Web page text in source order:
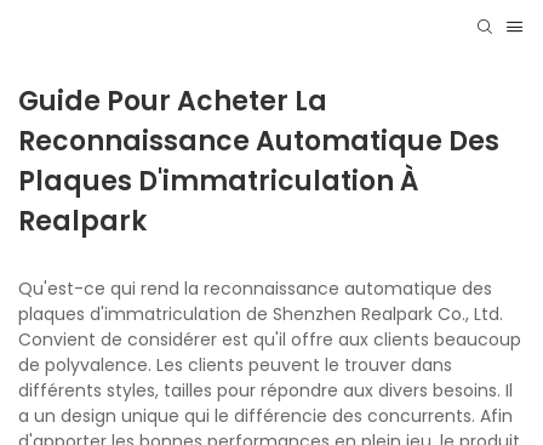
Guide Pour Acheter La
Reconnaissance Automatique Des
Plaques D'immatriculation À
Realpark
Qu'est-ce qui rend la reconnaissance automatique des
plaques d'immatriculation de Shenzhen Realpark Co., Ltd.
Convient de considérer est qu'il offre aux clients beaucoup
de polyvalence. Les clients peuvent le trouver dans
différents styles, tailles pour répondre aux divers besoins. Il
a un design unique qui le différencie des concurrents. Afin